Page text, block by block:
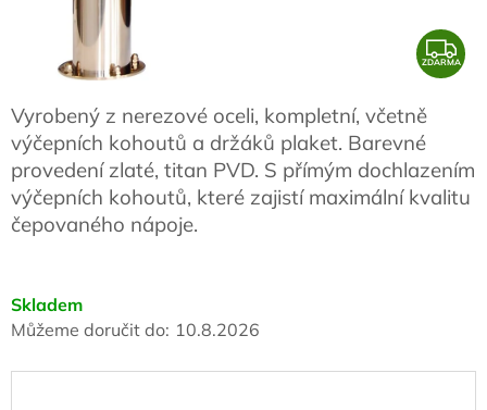
Z
D
M
A
ZDARMA
Skladem
Můžeme doručit do: 10.8.2026
Vyrobený z nerezové oceli, kompletní, včetně
výčepních kohoutů a držáků plaket. Barevné
provedení zlaté, titan PVD. S přímým dochlazením
výčepních kohoutů, které zajistí maximální kvalitu
čepovaného nápoje.